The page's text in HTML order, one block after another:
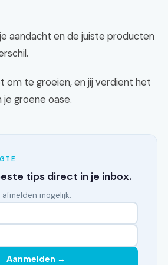
aandacht en de juiste producten
om te groeien, en jij verdient het
groene oase.
tips direct in je inbox.
mogelijk.
Aanmelden →